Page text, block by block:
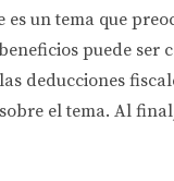
un tema que
puede
deducciones
el tema. Al